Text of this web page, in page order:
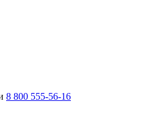
8 800 555-56-16